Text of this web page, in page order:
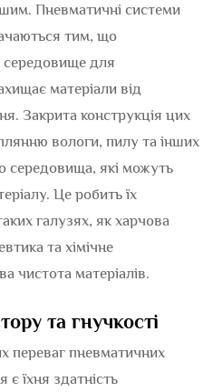
Пневматичні системи
тим, що
середовище для
матеріали від
Закрита конструкція цих
вологи, пилу та інших
середовища, які можуть
Це робить їх
галузях, як харчова
та хімічне
чистота матеріалів.
та гнучкості
переваг пневматичних
їхня здатність